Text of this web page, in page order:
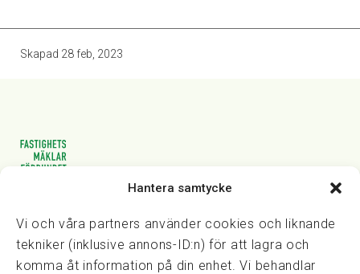
Hantera samtycke
Vi och våra partners använder cookies och liknande
tekniker (inklusive annons-ID:n) för att lagra och
komma åt information på din enhet. Vi behandlar
Skapad 28 feb, 2023
Vasagatan 28, 111 20 Stockholm
kansli@fmf.se